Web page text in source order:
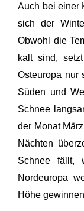
Auch bei einer
sich der
Obwohl die
kalt sind,
Osteuropa nur
Süden und
Schnee
der Monat
Nächten
Schnee fällt,
Nordeuropa
Höhe